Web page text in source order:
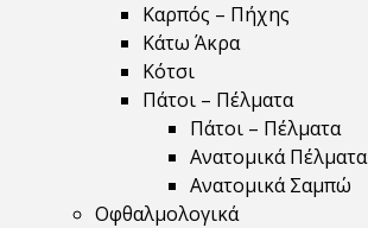
Καρπός – Πήχης
Κάτω Άκρα
Κότσι
Πάτοι – Πέλματα
Πάτοι – Πέλματα
Ανατομικά Πέλματα
Ανατομικά Σαμπώ
Οφθαλμολογικά